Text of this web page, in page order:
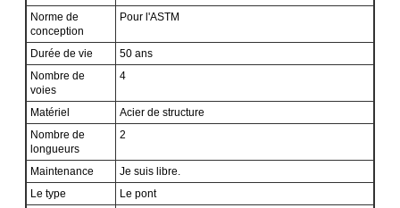
Norme de
conception
Pour l'ASTM
Durée de vie
50 ans
Nombre de
voies
4
Matériel
Acier de structure
Nombre de
longueurs
2
Maintenance
Je suis libre.
Le type
Le pont